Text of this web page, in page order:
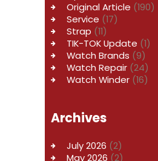
Original Article (190)
Service (17)
Strap (11)
TIK-TOK Update (1)
Watch Brands (9)
Watch Repair (24)
Watch Winder (16)
Archives
July 2026 (2)
May 2026 (2)